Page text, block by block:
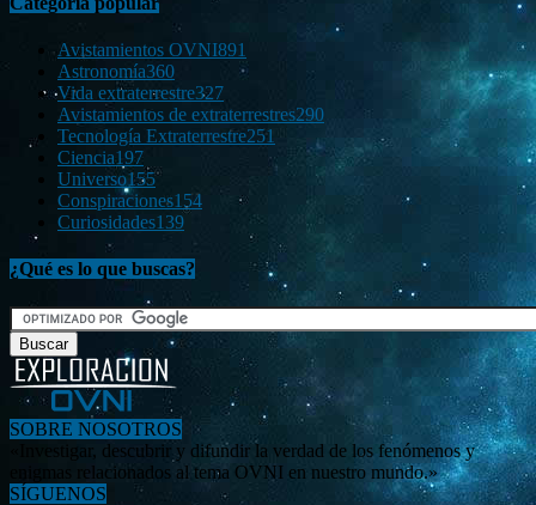
Avistamientos OVNI891
Astronomía360
Vida extraterrestre327
Avistamientos de extraterrestres290
Tecnología Extraterrestre251
Ciencia197
Universo155
Conspiraciones154
Curiosidades139
¿Qué es lo que buscas?
SOBRE NOSOTROS
«Investigar, descubrir y difundir la verdad de los fenómenos y
enigmas relacionados al tema OVNI en nuestro mundo.»
SÍGUENOS